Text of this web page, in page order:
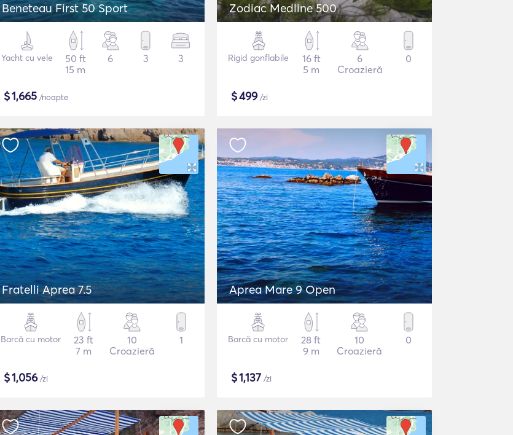
Beneteau First 50 Sport
Yacht cu vele
50 ft
15 m
6 3 3
$1,665 /noapte
Zodiac Medline 500
Rigid gonflabile
16 ft
5 m
6
Croazieră
0
$499/zi
Fratelli Aprea 7.5
Barcă cu motor
23 ft
7 m
10
Croazieră
1
$1,056/zi
Aprea Mare 9 Open
Barcă cu motor
28 ft
9 m
10
Croazieră
0
$1,137 /zi